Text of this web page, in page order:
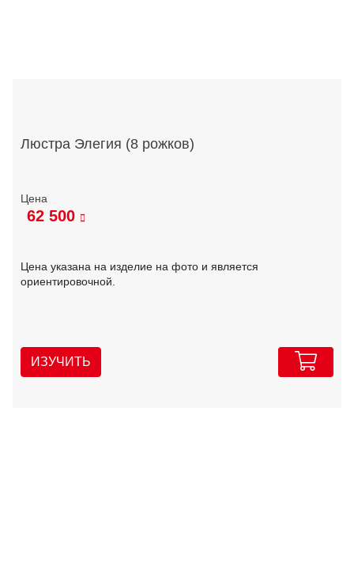
Люстра Элегия (8 рожков)
62 500
Цена указана на изделие на фото и является
ориентировочной.
ИЗУЧИТЬ